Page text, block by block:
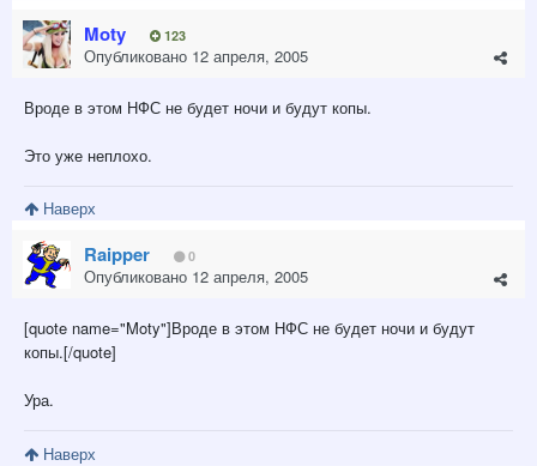
Moty 123
Опубликовано 12 апреля, 2005
Вроде в этом НФС не будет ночи и будут копы.
Это уже неплохо.
Наверх
Raipper 0
Опубликовано 12 апреля, 2005
[quote name="Moty"]Вроде в этом НФС не будет ночи и будут
копы.[/quote]
Ура.
Наверх